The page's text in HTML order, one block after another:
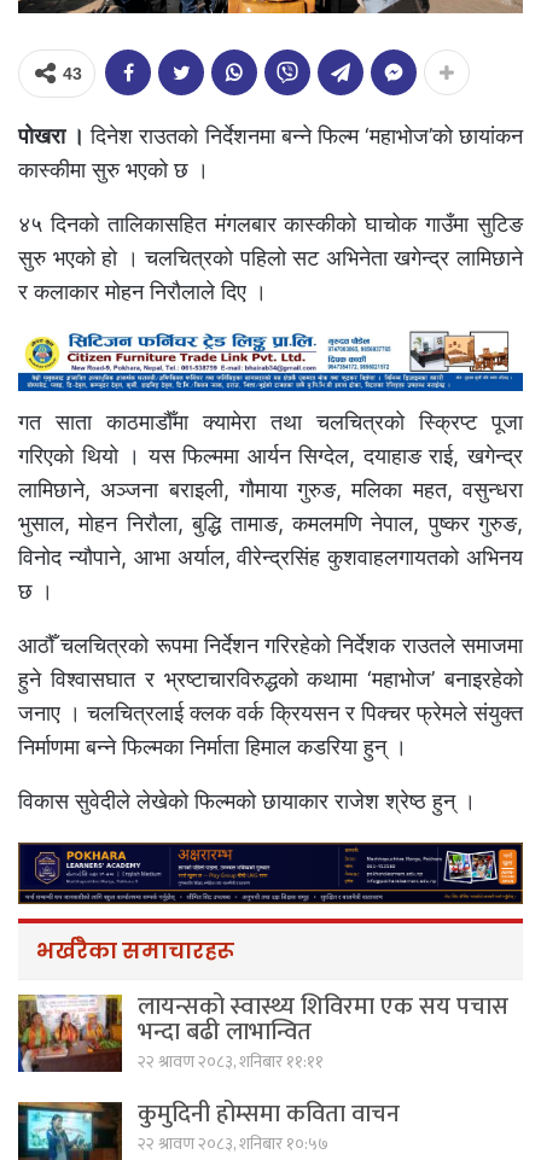
43
पोखरा । दिनेश राउतको निर्देशनमा बन्ने फिल्म ‘महाभोज’को छायांकन
कास्कीमा सुरु भएको छ ।
४५ दिनको तालिकासहित मंगलबार कास्कीको घाचोक गाउँमा सुटिङ
सुरु भएको हो । चलचित्रको पहिलो सट अभिनेता खगेन्द्र लामिछाने
र कलाकार मोहन निरौलाले दिए ।
गत साता काठमाडौँमा क्यामेरा तथा चलचित्रको स्क्रिप्ट पूजा
गरिएको थियो । यस फिल्ममा आर्यन सिग्देल, दयाहाङ राई, खगेन्द्र
लामिछाने, अञ्जना बराइली, गौमाया गुरुङ, मलिका महत, वसुन्धरा
भुसाल, मोहन निरौला, बुद्धि तामाङ, कमलमणि नेपाल, पुष्कर गुरुङ,
विनोद न्यौपाने, आभा अर्याल, वीरेन्द्रसिंह कुशवाहलगायतको अभिनय
छ ।
आठौँ चलचित्रको रूपमा निर्देशन गरिरहेको निर्देशक राउतले समाजमा
हुने विश्वासघात र भ्रष्टाचारविरुद्धको कथामा ‘महाभोज’ बनाइरहेको
जनाए । चलचित्रलाई क्लक वर्क क्रियसन र पिक्चर फ्रेमले संयुक्त
निर्माणमा बन्ने फिल्मका निर्माता हिमाल कडरिया हुन् ।
विकास सुवेदीले लेखेको फिल्मको छायाकार राजेश श्रेष्ठ हुन् ।
भर्खरैका समाचारहरू
लायन्सको स्वास्थ्य शिविरमा एक सय पचास
भन्दा बढी लाभान्वित
२२ श्रावण २०८३, शनिबार ११:११
कुमुदिनी होम्समा कविता वाचन
२२ श्रावण २०८३, शनिबार १०:५७